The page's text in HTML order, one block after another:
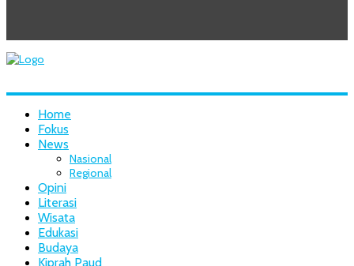
Home
Fokus
News
Nasional
Regional
Opini
Literasi
Wisata
Edukasi
Budaya
Kiprah Paud